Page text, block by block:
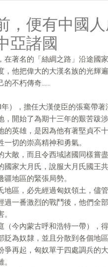
，便有中國
亞諸國
在著名的「絲綢之路」沿途國
，他把偉大的大漢名族的光輝
的不朽傳奇……
），擔任大漢使臣的張騫帶
開始了為期十三年的艱苦跋涉
的英雄，是因為他有著堅貞不
切的崇高精神和勇氣。
大敵，而且令西域諸國同樣嘗
國家大月氏，說服大月氏國王
地區的緊張局勢。
地區，必先經過匈奴領土，儘
過一番激烈的戰鬥後，他們全
（今內蒙古呼和浩特一帶），
為奴隸，並且分散到各個地區
爭再起，匈奴單于四處調兵的